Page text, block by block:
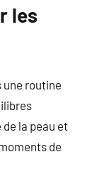
les
une routine
la peau et
de